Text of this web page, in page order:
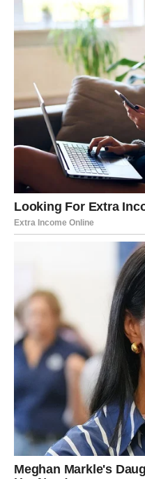
Za tebe sedmica počinje
osećaš blagu unutrašnju
pronađeš sredinu između
saradnja je ključ uspeha.
ravnotežom davanja i
jasno osećaš. Početak
uvek sam – ponekad ga
Sedmica za tebe počinje
je tvoj prirodni teren.
ispod površine. Poslovno
ili razgovori koji menjaju
emocionalne istine: ili se
postavljaju granice. Ovo
daje moć, ali traži
STRELAC